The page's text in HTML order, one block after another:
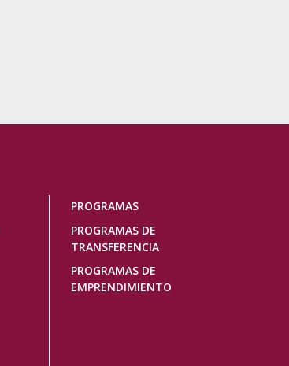
PROGRAMAS
PROGRAMAS DE
TRANSFERENCIA
PROGRAMAS DE
EMPRENDIMIENTO